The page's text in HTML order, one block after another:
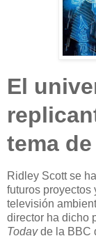
El
tema
Ridley Scott se
futuros proyectos
televisión
director ha dicho
Todayde la BBC